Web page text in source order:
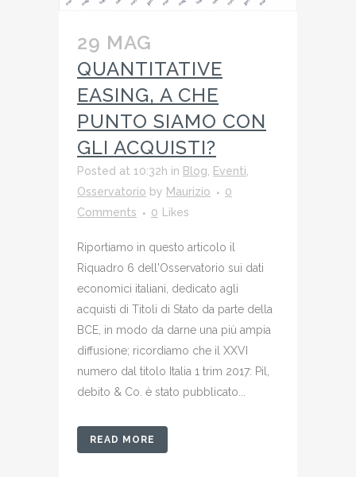
29 MAG
QUANTITATIVE
EASING, A CHE
PUNTO SIAMO CON
GLI ACQUISTI?
Posted at 10:32h in Blog Eventi
Osservatorio by Maurizio
0
Comments
0 Likes
Riportiamo in questo articolo il
Riquadro 6 dell'Osservatorio sui dati
economici italiani, dedicato agli
acquisti di Titoli di Stato da parte della
BCE, in modo da darne una più ampia
diffusione; ricordiamo che il XXVI
numero dal titolo Italia 1 trim 2017: Pil,
debito & Co. è stato pubblicato...
READ MORE